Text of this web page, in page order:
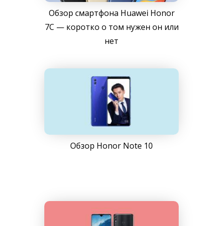
Обзор смартфона Huawei Honor
7C — коротко о том нужен он или
нет
Обзор Honor Note 10